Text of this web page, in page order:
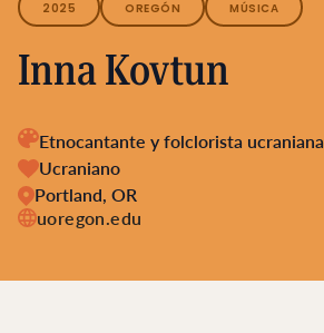
2025 OREGÓN MÚSICA
Inna Kovtun
Etnocantante y folclorista ucraniana
Ucraniano
Portland, OR
uoregon.edu